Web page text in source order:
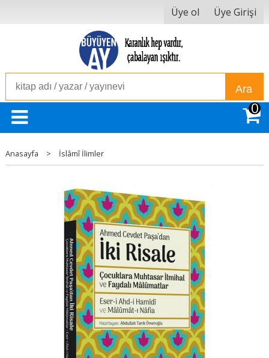
Üye ol Üye Girişi
Ara
0
Anasayfa > İslâmî İlimler